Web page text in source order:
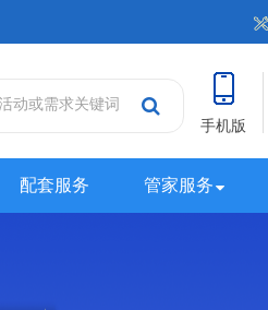
手机版
配套服务 管家服务